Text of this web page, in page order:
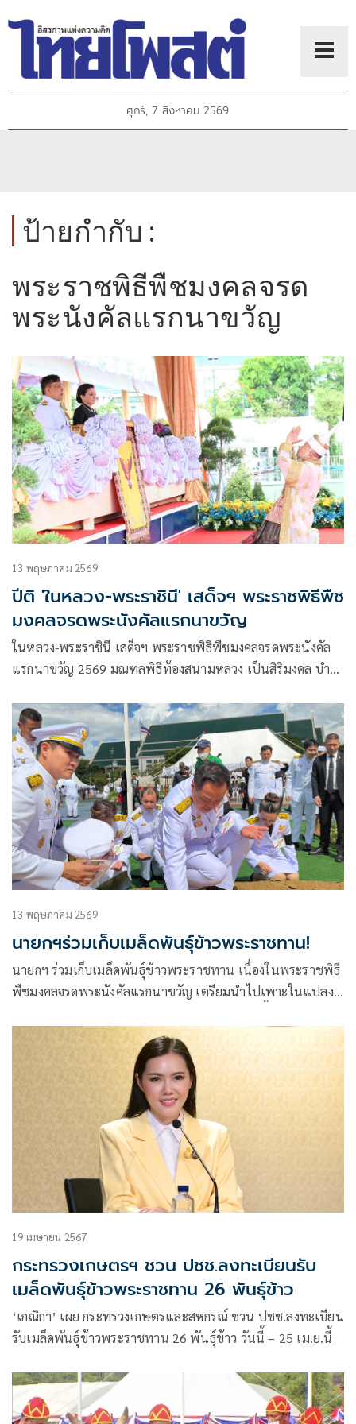
ศุกร์, 7 สิงหาคม 2569
ป้ายกำกับ :
พระราชพิธีพืชมงคลจรด
พระนังคัลแรกนาขวัญ
13 พฤษภาคม 2569
ปีติ 'ในหลวง-พระราชินี' เสด็จฯ พระราชพิธีพืช
มงคลจรดพระนังคัลแรกนาขวัญ
ในหลวง-พระราชินี เสด็จฯ พระราชพิธีพืชมงคลจรดพระนังคัล
แรกนาขวัญ 2569 มณฑลพิธีท้องสนามหลวง เป็นสิริมงคล บำรุง
13 พฤษภาคม 2569
นายกฯร่วมเก็บเมล็ดพันธุ์ข้าวพระราชทาน!
นายกฯ ร่วมเก็บเมล็ดพันธุ์ข้าวพระราชทาน เนื่องในพระราชพิธี
พืชมงคลจรดพระนังคัลแรกนาขวัญ เตรียมนำไปเพาะในแปลง
19 เมษายน 2567
กระทรวงเกษตรฯ ชวน ปชช.ลงทะเบียนรับ
เมล็ดพันธุ์ข้าวพระราชทาน 26 พันธุ์ข้าว
‘เกณิกา’ เผย กระทรวงเกษตรและสหกรณ์ ชวน ปชช.ลงทะเบียน
รับเมล็ดพันธุ์ข้าวพระราชทาน 26 พันธุ์ข้าว วันนี้ – 25 เม.ย.นี้